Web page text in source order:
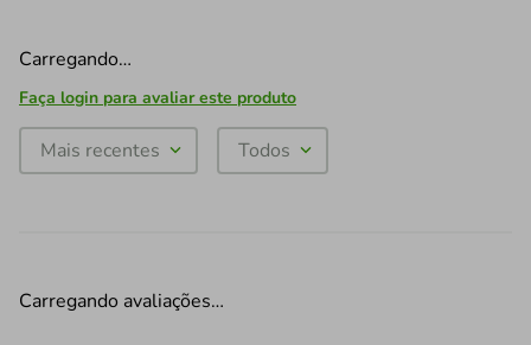
Carregando…
Faça login para avaliar este produto
Mais recentes Todos
Carregando avaliações…